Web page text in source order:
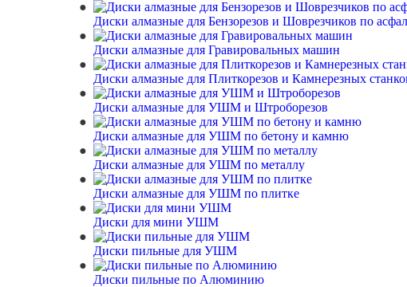
Диски алмазные для Бензорезов и Шоврезчиков по
Диски алмазные для Гравировальных машин
Диски алмазные для Плиткорезов и Камнерезных
Диски алмазные для УШМ и Штроборезов
Диски алмазные для УШМ по бетону и камню
Диски алмазные для УШМ по металлу
Диски алмазные для УШМ по плитке
Диски для мини УШМ
Диски пильные для УШМ
Диски пильные по Алюминию